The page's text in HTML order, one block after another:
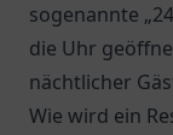
sogenannte
die Uhr
nächtlicher
Wie wird ein